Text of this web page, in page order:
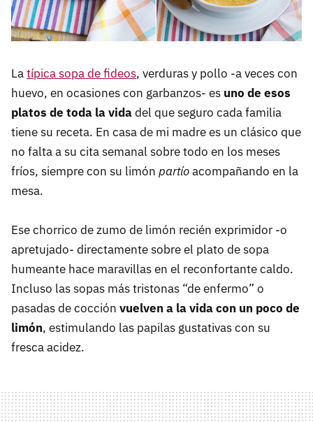
Latípica sopa de fideos, verduras y pollo -a veces con
huevo, en ocasiones con garbanzos- es uno de esos
platos de toda la vidadel que seguro cada familia
tiene su receta. En casa de mi madre es un clásico que
no falta a su cita semanal sobre todo en los meses
fríos, siempre con su limón partíoacompañando en la
mesa.
Ese chorrico de zumo de limón recién exprimidor -o
apretujado- directamente sobre el plato de sopa
humeante hace maravillas en el reconfortante caldo.
Incluso las sopas más tristonas “de enfermo” o
pasadas de cocción vuelven a la vida con un poco de
limón, estimulando las papilas gustativas con su
fresca acidez.